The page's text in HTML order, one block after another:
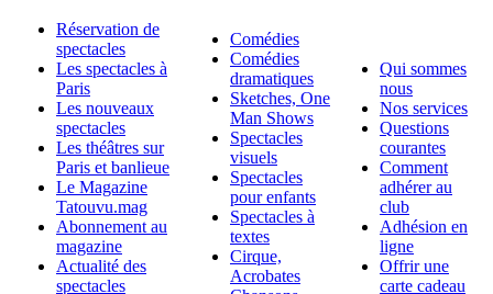
Réservation de
spectacles
Les spectacles à
Paris
Les nouveaux
spectacles
Les théâtres sur
Paris et banlieue
Le Magazine
Tatouvu.mag
Abonnement au
magazine
Actualité des
spectacles
Comédies
Comédies
dramatiques
Sketches, One
Man Shows
Spectacles
visuels
Spectacles
pour enfants
Spectacles à
textes
Cirque,
Acrobates
Qui sommes
nous
Nos services
Questions
courantes
Comment
adhérer au
club
Adhésion en
ligne
Offrir une
carte cadeau